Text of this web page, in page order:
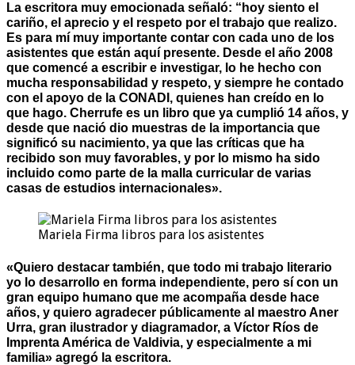
La escritora muy emocionada señaló: “hoy siento el
cariño, el aprecio y el respeto por el trabajo que realizo.
Es para mí muy importante contar con cada uno de los
asistentes que están aquí presente. Desde el año 2008
que comencé a escribir e investigar, lo he hecho con
mucha responsabilidad y respeto, y siempre he contado
con el apoyo de la CONADI, quienes han creído en lo
que hago. Cherrufe es un libro que ya cumplió 14 años, y
desde que nació dio muestras de la importancia que
significó su nacimiento, ya que las críticas que ha
recibido son muy favorables, y por lo mismo ha sido
incluido como parte de la malla curricular de varias
casas de estudios internacionales».
Mariela Firma libros para los asistentes
«Quiero destacar también, que todo mi trabajo literario
yo lo desarrollo en forma independiente, pero sí con un
gran equipo humano que me acompaña desde hace
años, y quiero agradecer públicamente al maestro Aner
Urra, gran ilustrador y diagramador, a Víctor Ríos de
Imprenta América de Valdivia, y especialmente a mi
familia» agregó la escritora.